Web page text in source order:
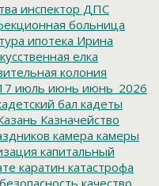
инспектор ДПС
больница
ипотека Ирина
елка
колония
июль июнь июнь_2026
бал кадеты
Казначейство
камера камеры
капитальный
каратин катастрофа
качество